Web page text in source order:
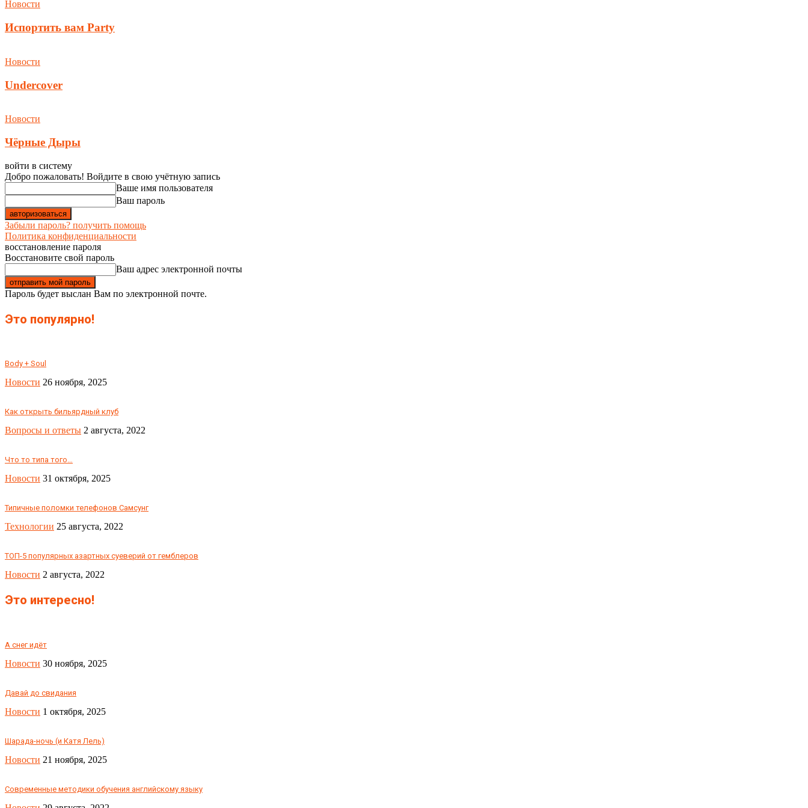
Новости
Испортить вам Party
Новости
Undercover
Новости
Чёрные Дыры
войти в систему
Добро пожаловать! Войдите в свою учётную запись
Ваше имя пользователя
Ваш пароль
Забыли пароль? получить помощь
Политика конфиденциальности
восстановление пароля
Восстановите свой пароль
Ваш адрес электронной почты
Пароль будет выслан Вам по электронной почте.
Это популярно!
Body + Soul
Новости 26 ноября, 2025
Как открыть бильярдный клуб
Вопросы и ответы 2 августа, 2022
Что то типа того…
Новости 31 октября, 2025
Типичные поломки телефонов Самсунг
Технологии 25 августа, 2022
ТОП-5 популярных азартных суеверий от гемблеров
Новости 2 августа, 2022
Это интересно!
А снег идёт
Новости 30 ноября, 2025
Давай до свидания
Новости 1 октября, 2025
Шарада-ночь (и Катя Лель)
Новости 21 ноября, 2025
Современные методики обучения английскому языку